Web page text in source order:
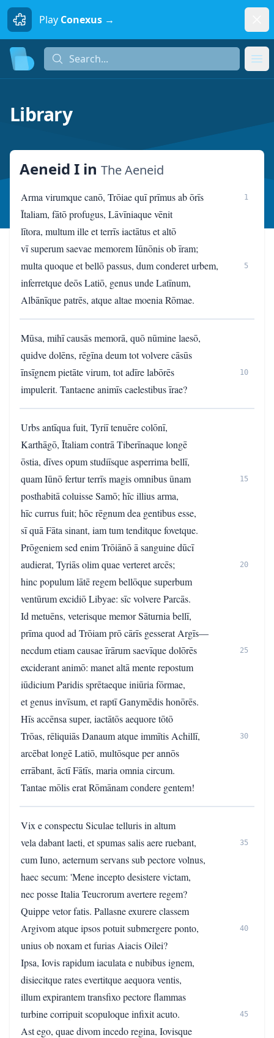
Play Conexus →
Search...
Library
Aeneid I in The Aeneid
Arma virumque canō, Trōiae quī prīmus ab ōrīs 1
Ītaliam, fātō profugus, Lāvīniaque vēnit
lītora, multum ille et terrīs iactātus et altō
vī superum saevae memorem Iūnōnis ob īram;
multa quoque et bellō passus, dum conderet urbem,
5
inferretque deōs Latiō, genus unde Latīnum,
Albānīque patrēs, atque altae moenia Rōmae.
Mūsa, mihī causās memorā, quō nūmine laesō,
quidve dolēns, rēgīna deum tot volvere cāsūs
īnsīgnem pietāte virum, tot adīre labōrēs
10
impulerit. Tantaene animīs caelestibus īrae?
Urbs antīqua fuit, Tyriī tenuēre colōnī,
Karthāgō, Ītaliam contrā Tiberīnaque longē
ōstia, dīves opum studiīsque asperrima bellī,
quam Iūnō fertur terrīs magis omnibus ūnam
15
posthabitā coluisse Samō; hīc illius arma,
hīc currus fuit; hōc rēgnum dea gentibus esse,
sī quā Fāta sinant, iam tum tenditque fovetque.
Prōgeniem sed enim Trōiānō ā sanguine dūcī
audierat, Tyriās olim quae verteret arcēs;
20
hinc populum lātē regem bellōque superbum
ventūrum excidiō Libyae: sīc volvere Parcās.
Id metuēns, veterisque memor Sāturnia bellī,
prīma quod ad Trōiam prō cārīs gesserat Argīs—
necdum etiam causae īrārum saevīque dolōrēs
25
exciderant animō: manet altā mente repostum
iūdicium Paridis sprētaeque iniūria fōrmae,
et genus invīsum, et raptī Ganymēdis honōrēs.
Hīs accēnsa super, iactātōs aequore tōtō
Trōas, rēliquiās Danaum atque immītis Achillī,
30
arcēbat longē Latiō, multōsque per annōs
errābant, āctī Fātīs, maria omnia circum.
Tantae mōlis erat Rōmānam condere gentem!
Vix e conspectu Siculae telluris in altum
vela dabant laeti, et spumas salis aere ruebant,
35
cum Iuno, aeternum servans sub pectore volnus,
haec secum: 'Mene incepto desistere victam,
nec posse Italia Teucrorum avertere regem?
Quippe vetor fatis. Pallasne exurere classem
Argivom atque ipsos potuit submergere ponto,
40
unius ob noxam et furias Aiacis Oilei?
Ipsa, Iovis rapidum iaculata e nubibus ignem,
disiecitque rates evertitque aequora ventis,
illum expirantem transfixo pectore flammas
turbine corripuit scopuloque infixit acuto.
45
Ast ego, quae divom incedo regina, Iovisque